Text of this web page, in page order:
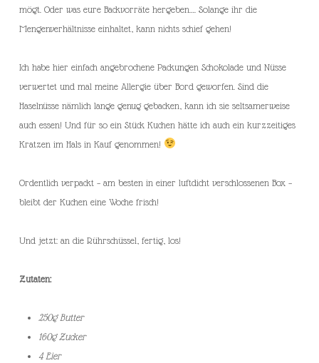
mögt. Oder was eure Backvorräte hergeben…. Solange ihr die
Mengenverhältnisse einhaltet, kann nichts schief gehen!
Ich habe hier einfach angebrochene Packungen Schokolade und Nüsse
verwertet und mal meine Allergie über Bord geworfen. Sind die
Haselnüsse nämlich lange genug gebacken, kann ich sie seltsamerweise
auch essen! Und für so ein Stück Kuchen hätte ich auch ein kurzzeitiges
Kratzen im Hals in Kauf genommen!
Ordentlich verpackt – am besten in einer luftdicht verschlossenen Box –
bleibt der Kuchen eine Woche frisch!
Und jetzt: an die Rührschüssel, fertig, los!
Zutaten:
250g Butter
160g Zucker
4 Eier